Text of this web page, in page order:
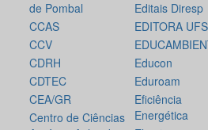
de Pombal
CCAS
CCV
CDRH
CDTEC
CEA/GR
Centro de Ciências
Editais Diresp
EDITORA UFS
Educon
Eduroam
Eficiência
Energética